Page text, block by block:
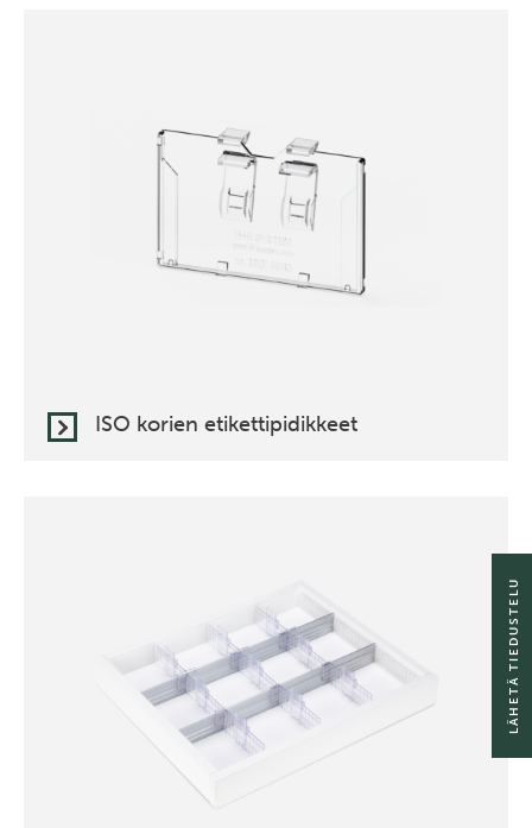
ISO korien etikettipidikkeet
LÄHETÄ TIEDUSTELU